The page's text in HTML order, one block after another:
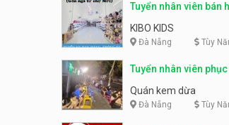
Tuyển nhân viên bán
– Kibo Kid
KIBO KIDS
Đà Nẵng Tùy
Tuyển nhân viên
dừa
Quán kem dừa
Đà Nẵng Tùy